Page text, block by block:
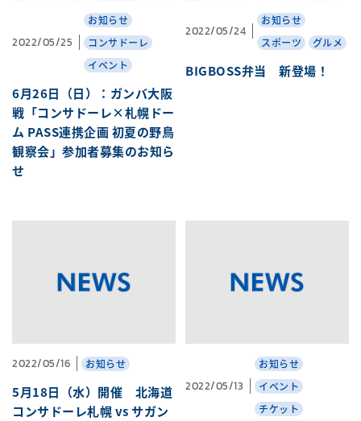
2022/05/25
お知らせ
コンサドーレ
イベント
6月26日（日）：ガンバ大阪
戦「コンサドーレ×札幌ドー
ム PASS連携企画 初夏の野鳥
観察会」参加者募集のお知ら
せ
2022/05/24
お知らせ
スポーツ
グルメ
BIGBOSS弁当 新登場！
2022/05/16 お知らせ
5月18日（水）開催 北海道
コンサドーレ札幌 vs サガン
2022/05/13
お知らせ
イベント
チケット